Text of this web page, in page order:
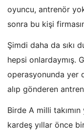
oyuncu, antrenör
sonra bu kişi
Şimdi daha da sıkı
hepsi onlardaymış.
operasyonunda yer
alıp gönderen
Birde A milli
kardeş yıllar önce